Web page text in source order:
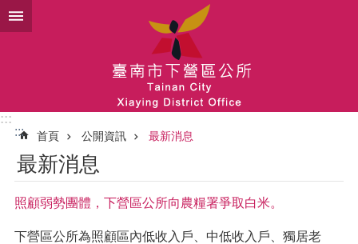
跳到主要內容區塊
:::
:::
首頁 公開資訊 最新消息
最新消息
照顧弱勢團體，下營區公所向農糧署爭取白米。
下營區公所為照顧區內低收入戶、中低收入戶、獨居老